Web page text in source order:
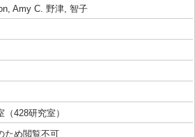
Amy C. 野津, 智子
（428研究室）
ため閲覧不可